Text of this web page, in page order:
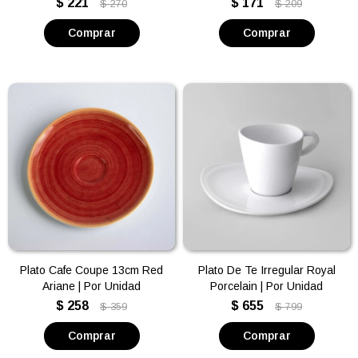
$ 221 $ 270 $ 171 $ 209
Plato Cafe Coupe 13cm Red
Ariane | Por Unidad
$ 258 $ 359
Plato De Te Irregular Royal
Porcelain | Por Unidad
$ 655 $ 799